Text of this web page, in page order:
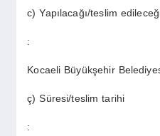
c) Yapılacağı/teslim
:
Kocaeli Büyükşehir
ç) Süresi/teslim tarihi
: